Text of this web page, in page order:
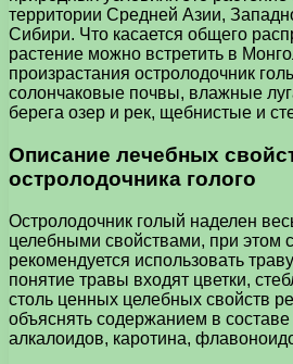
территории Средней Азии,
Сибири. Что касается общего
растение можно встретить в
произрастания остролодочник
солончаковые почвы, влажные
берега озер и рек, щебнистые и
Описание лечебных
остролодочника голого
Остролодочник голый наделен
целебными свойствами, при этом
рекомендуется использовать
понятие травы входят цветки,
столь ценных целебных свойств
объяснять содержанием в составе
алкалоидов, каротина,